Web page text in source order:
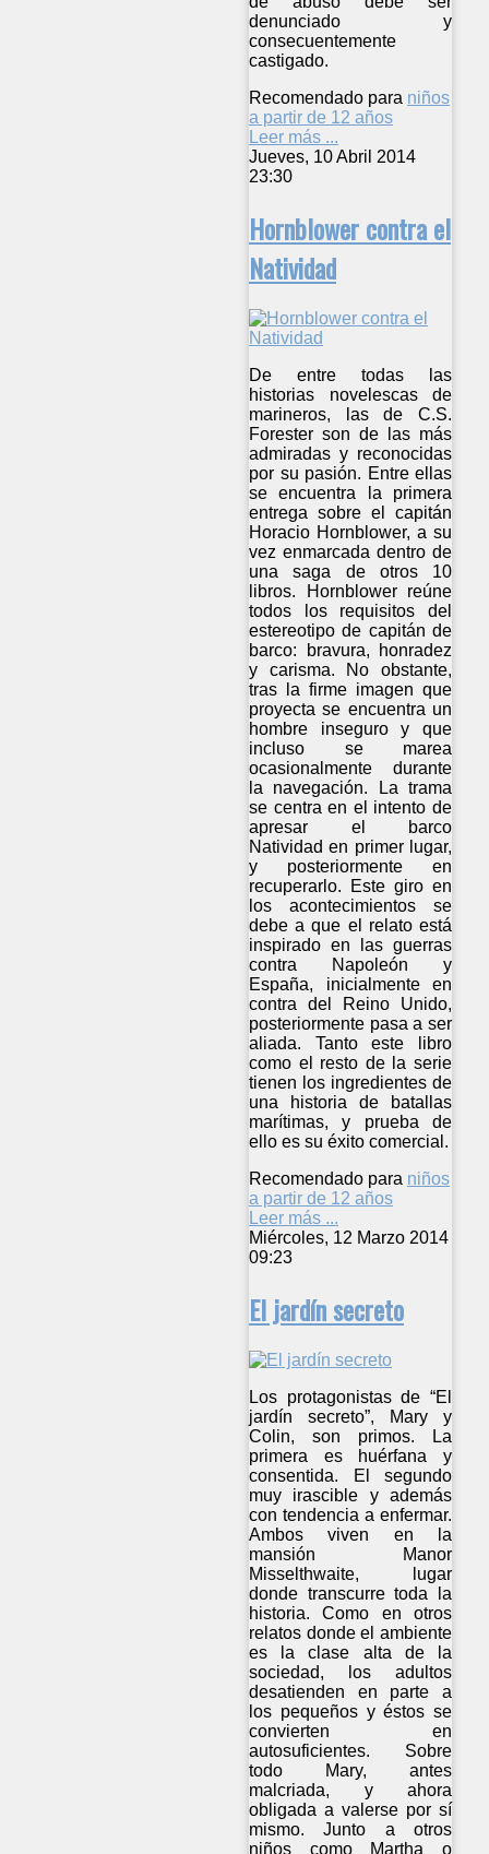
denunciado y
consecuentemente
castigado.
Recomendado para niños
a partir de 12 años
Leer más ...
Jueves, 10 Abril 2014
23:30
Hornblower contra el
Natividad
De entre todas las
historias novelescas de
marineros, las de C.S.
Forester son de las más
admiradas y reconocidas
por su pasión. Entre ellas
se encuentra la primera
entrega sobre el capitán
Horacio Hornblower, a su
vez enmarcada dentro de
una saga de otros 10
libros. Hornblower reúne
todos los requisitos del
estereotipo de capitán de
barco: bravura, honradez
y carisma. No obstante,
tras la firme imagen que
proyecta se encuentra un
hombre inseguro y que
incluso se marea
ocasionalmente durante
la navegación. La trama
se centra en el intento de
apresar el barco
Natividad en primer lugar,
y posteriormente en
recuperarlo. Este giro en
los acontecimientos se
debe a que el relato está
inspirado en las guerras
contra Napoleón y
España, inicialmente en
contra del Reino Unido,
posteriormente pasa a ser
aliada. Tanto este libro
como el resto de la serie
tienen los ingredientes de
una historia de batallas
marítimas, y prueba de
ello es su éxito comercial.
Recomendado para niños
a partir de 12 años
Leer más ...
Miércoles, 12 Marzo 2014
09:23
El jardín secreto
Los protagonistas de “El
jardín secreto”, Mary y
Colin, son primos. La
primera es huérfana y
consentida. El segundo
muy irascible y además
con tendencia a enfermar.
Ambos viven en la
mansión Manor
Misselthwaite, lugar
donde transcurre toda la
historia. Como en otros
relatos donde el ambiente
es la clase alta de la
sociedad, los adultos
desatienden en parte a
los pequeños y éstos se
convierten en
autosuficientes. Sobre
todo Mary, antes
malcriada, y ahora
obligada a valerse por sí
mismo. Junto a otros
niños como Martha o